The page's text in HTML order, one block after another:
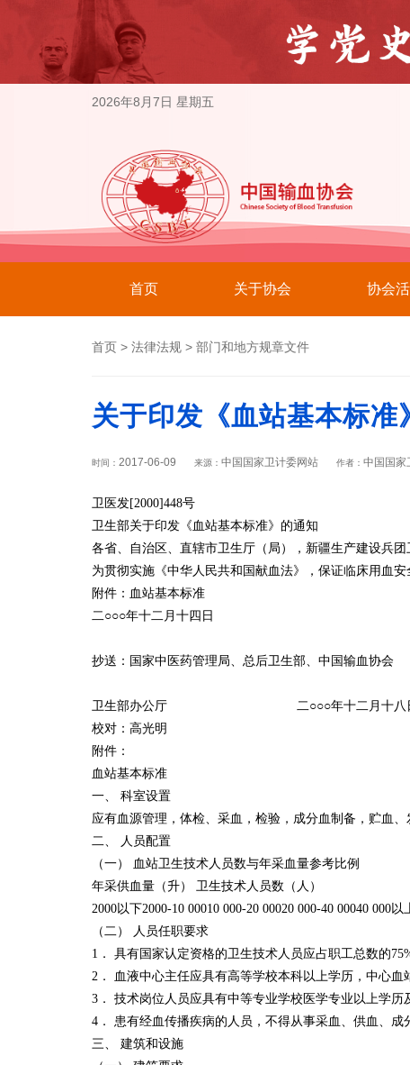
2026年8月7日 星期五
首页 关于协会 协会
首页 > 法律法规 > 部门和地方规章文件
关于印发《血站基本标准
时间： 2017-06-09 来源： 中国国家卫计委网站 作者： 中国国家
卫医发[2000]448号
卫生部关于印发《血站基本标准》的通知
各省、自治区、直辖市卫生厅（局），新疆生产建设兵团
为贯彻实施《中华人民共和国献血法》，保证临床用血
附件：血站基本标准
二○○○年十二月十四日
抄送：国家中医药管理局、总后卫生部、中国输血协会
卫生部办公厅 二○○○年十二月十八日
校对：高光明
附件：
血站基本标准
一、 科室设置
应有血源管理，体检、采血，检验，成分血制备，贮血
二、 人员配置
（一） 血站卫生技术人员数与年采血量参考比例
年采供血量（升） 卫生技术人员数（人）
2000以下2000-10 00010 000-20 00020 000-40 00040 000
（二） 人员任职要求
1． 具有国家认定资格的卫生技术人员应占职工总数的
2． 血液中心主任应具有高等学校本科以上学历，中心
3． 技术岗位人员应具有中等专业学校医学专业以上学
4． 患有经血传播疾病的人员，不得从事采血、供血、成
三、 建筑和设施